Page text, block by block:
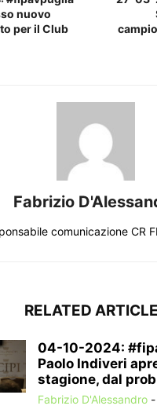
nuovo
per il Club
Fabrizio
comunicazione CR
RELATED
04-10-2024:
Paolo Indiveri
stagione, dal
Fabrizio D'Alessandro -